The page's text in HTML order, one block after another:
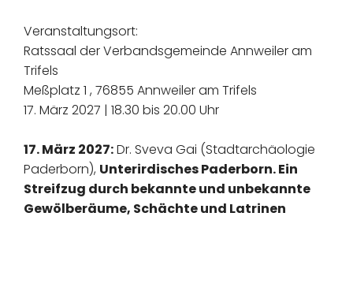
Veranstaltungsort:
Ratssaal der Verbandsgemeinde Annweiler am
Trifels
Meßplatz 1 , 76855 Annweiler am Trifels
17. März 2027 | 18.30 bis 20.00 Uhr
17. März 2027:Dr. Sveva Gai (Stadtarchäologie
Paderborn), Unterirdisches Paderborn. Ein
Streifzug durch bekannte und unbekannte
Gewölberäume, Schächte und Latrinen